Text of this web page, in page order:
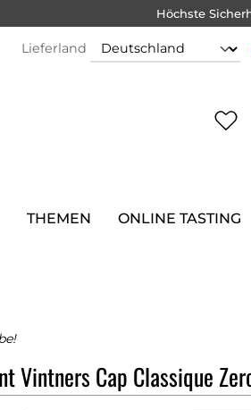
Höchste
Lieferland
THEMEN ONLINE TASTING
Vintners Cap Classique